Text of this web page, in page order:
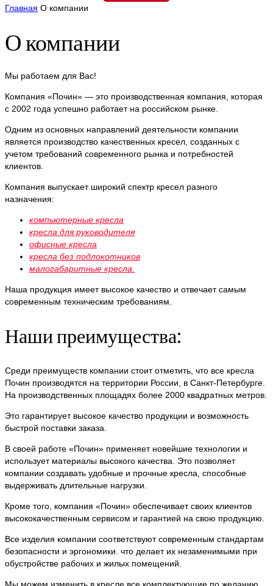
Главная О компании
О компании
Мы работаем для Вас!
Компания «Почин» — это производственная компания, которая
с 2002 года успешно работает на российском рынке.
Одним из основных направлений деятельности компании
является производство качественных кресел, созданных с
учетом требований современного рынка и потребностей
клиентов.
Компания выпускает широкий спектр кресел разного
назначения:
компьютерные кресла
кресла для руководителя
офисные кресла
кресла без подлокотников
малогабаритные кресла.
Наша продукция имеет высокое качество и отвечает самым
современным техническим требованиям.
Наши преимущества:
Среди преимуществ компании стоит отметить, что все кресла
Почин производятся на территории России, в Санкт-Петербурге.
На производственных площадях более 2000 квадратных метров.
Это гарантирует высокое качество продукции и возможность
быстрой поставки заказа.
В своей работе «Почин» применяет новейшие технологии и
использует материалы высокого качества. Это позволяет
компании создавать удобные и прочные кресла, способные
выдерживать длительные нагрузки.
Кроме того, компания «Почин» обеспечивает своих клиентов
высококачественным сервисом и гарантией на свою продукцию.
Все изделия компании соответствуют современным стандартам
безопасности и эргономики. что делает их незаменимыми при
обустройстве рабочих и жилых помещений.